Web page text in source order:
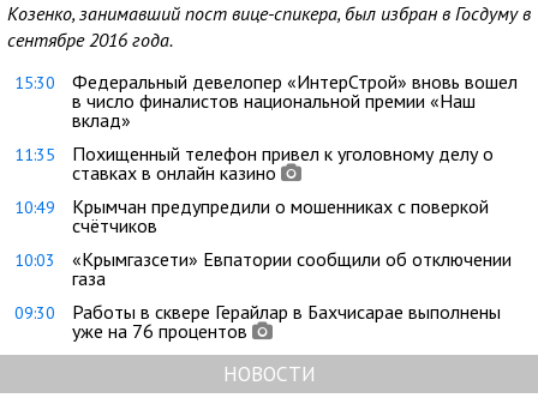
Козенко, занимавший пост вице-спикера, был избран в Госдуму в
сентябре 2016 года.
15:30
Федеральный девелопер «ИнтерСтрой» вновь вошел
в число финалистов национальной премии «Наш
вклад»
11:35
Похищенный телефон привел к уголовному делу о
ставках в онлайн казино
10:49
Крымчан предупредили о мошенниках с поверкой
счётчиков
10:03
«Крымгазсети» Евпатории сообщили об отключении
газа
09:30
Работы в сквере Герайлар в Бахчисарае выполнены
уже на 76 процентов
НОВОСТИ